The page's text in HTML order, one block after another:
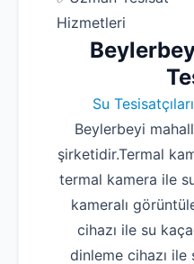
Hizmetleri
Su Tesisatçıları
Beylerbeyi
şirketidir.Termal
termal kamera ile
kameralı
cihazı ile su
dinleme cihazı